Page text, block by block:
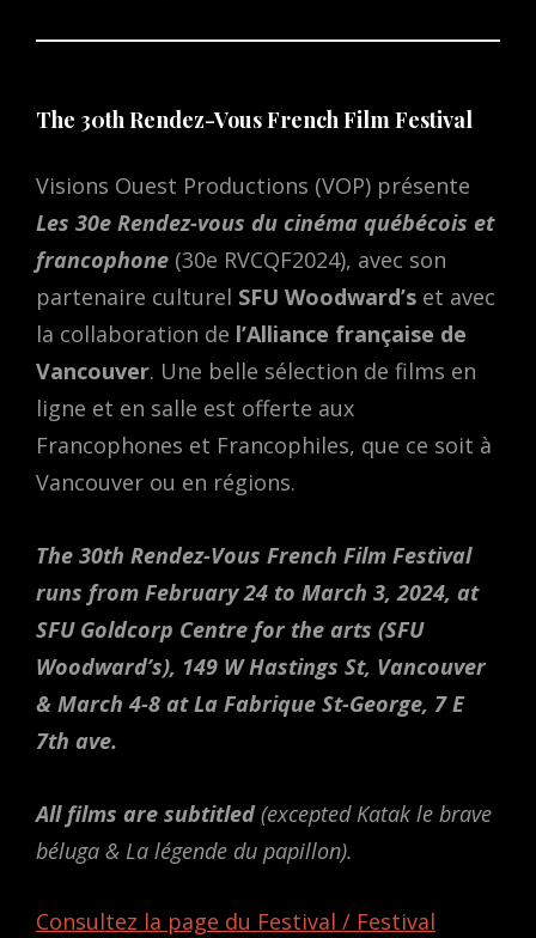
The 30th Rendez-Vous French Film Festival
Visions Ouest Productions (VOP) présente
Les 30e Rendez-vous du cinéma québécois et
francophone (30e RVCQF2024), avec son
partenaire culturel SFU Woodward’s et avec
la collaboration de l’Alliance française de
Vancouver. Une belle sélection de films en
ligne et en salle est offerte aux
Francophones et Francophiles, que ce soit à
Vancouver ou en régions.
The 30th Rendez-Vous French Film Festival
runs from February 24 to March 3, 2024, at
SFU Goldcorp Centre for the arts (SFU
Woodward’s), 149 W Hastings St, Vancouver
& March 4-8 at La Fabrique St-George, 7 E
7th ave.
All films are subtitled (excepted Katak le brave
béluga & La légende du papillon).
Consultez la page du Festival / Festival